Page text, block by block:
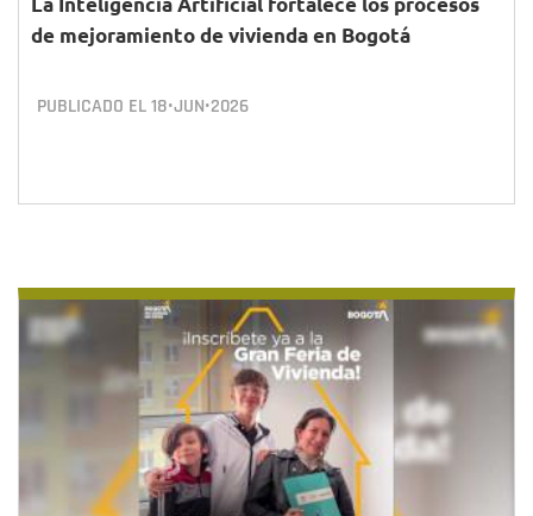
de mejoramiento de vivienda en Bogotá
PUBLICADO EL18•JUN•2026